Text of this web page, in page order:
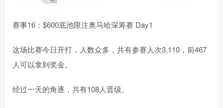
赛事16：$600底池限注奥马哈深筹赛 Day1
这场比赛今日开打，人数众多，共有参赛人次3,110，前467
人可以拿到奖金。
经过一天的角逐，共有108人晋级。